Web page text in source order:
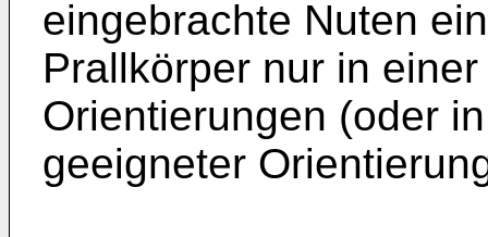
eingebrachte Nuten
Prallkörper nur in
Orientierungen (oder
geeigneter